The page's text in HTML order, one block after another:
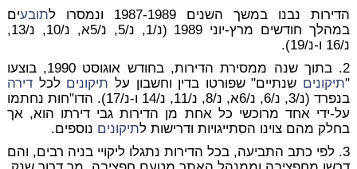
הדירות נבנו במשך השנים 1987-1989 ונמסרו ל
תובעים
במהלך חודשים מרץ-יוני 1989 (נ/1, נ/5, נ/5א, נ/10, נ/13,
נ/16 ו-נ/19).
2. בתוך שנה ממסירת הדירות, בחודש אוגוסט 1990, בוצעו
"תיקונים שנתיים" שפורטו בדין וחשבון על תיקונים לכלדירה
בנפרד (נ/3, נ/6, נ/6א, נ/8, נ/11, נ/14 ו-נ/17). הדו"חות נחתמו
על-ידי אחד מרוכשי כל אחת מן הדירות גבי דירתו הוא, אך
בחלק מהם צוינו הסתייגויות ודרישות לתיקונים נוספים.
3. לפי כתב התביעה, בכל הדירות נתגלו ליקויי בניה רבים, והם